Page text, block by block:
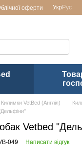
оферти Укр Рус
Килимки VetBed (Англія)
Vetbed
049 Написати відгук